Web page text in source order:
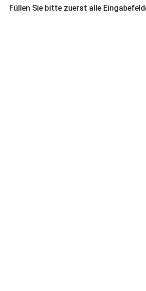
Füllen Sie bitte zuerst alle